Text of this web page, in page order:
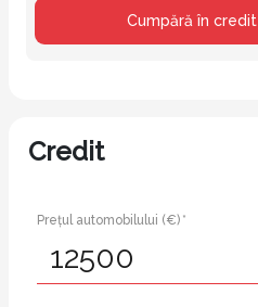
Cumpără în credit
Credit
Prețul automobilului (€) *